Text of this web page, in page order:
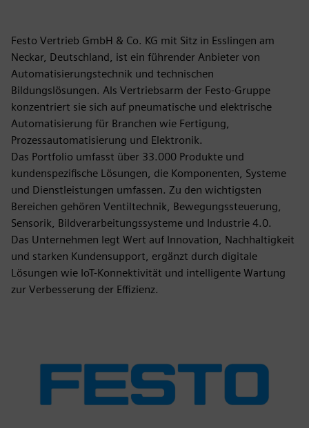
Festo Vertrieb GmbH & Co. KG mit Sitz in Esslingen am
Neckar, Deutschland, ist ein führender Anbieter von
Automatisierungstechnik und technischen
Bildungslösungen. Als Vertriebsarm der Festo-Gruppe
konzentriert sie sich auf pneumatische und elektrische
Automatisierung für Branchen wie Fertigung,
Prozessautomatisierung und Elektronik.
Das Portfolio umfasst über 33.000 Produkte und
kundenspezifische Lösungen, die Komponenten, Systeme
und Dienstleistungen umfassen. Zu den wichtigsten
Bereichen gehören Ventiltechnik, Bewegungssteuerung,
Sensorik, Bildverarbeitungssysteme und Industrie 4.0.
Das Unternehmen legt Wert auf Innovation, Nachhaltigkeit
und starken Kundensupport, ergänzt durch digitale
Lösungen wie IoT-Konnektivität und intelligente Wartung
zur Verbesserung der Effizienz.